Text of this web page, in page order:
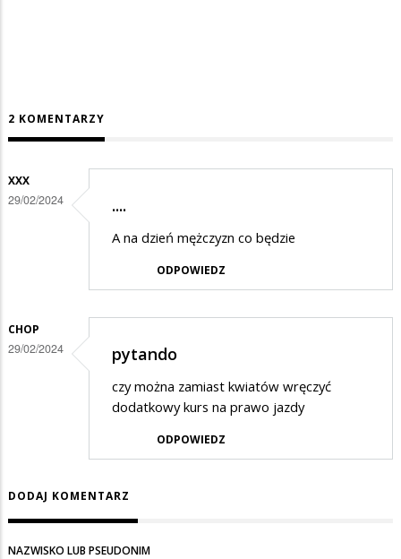
2 KOMENTARZY
XXX
29/02/2024 ....
A na dzień mężczyzn co będzie
ODPOWIEDZ
CHOP
29/02/2024 pytando
czy można zamiast kwiatów wręczyć
dodatkowy kurs na prawo jazdy
ODPOWIEDZ
DODAJ KOMENTARZ
NAZWISKO LUB PSEUDONIM